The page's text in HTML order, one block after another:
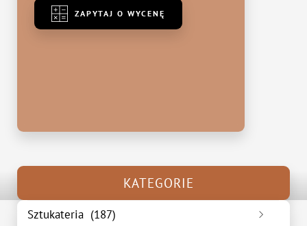
ZAPYTAJ O WYCENĘ
KATEGORIE
Sztukateria (187)